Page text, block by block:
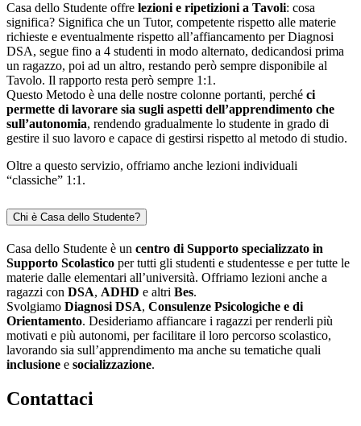
Casa dello Studente offre lezioni e ripetizioni a Tavoli: cosa
significa? Significa che un Tutor, competente rispetto alle materie
richieste e eventualmente rispetto all’affiancamento per Diagnosi
DSA, segue fino a 4 studenti in modo alternato, dedicandosi prima
un ragazzo, poi ad un altro, restando però sempre disponibile al
Tavolo. Il rapporto resta però sempre 1:1.
Questo Metodo è una delle nostre colonne portanti, perché ci
permette di lavorare sia sugli aspetti dell’apprendimento che
sull’autonomia, rendendo gradualmente lo studente in grado di
gestire il suo lavoro e capace di gestirsi rispetto al metodo di studio.
Oltre a questo servizio, offriamo anche lezioni individuali
“classiche” 1:1.
Chi è Casa dello Studente?
Casa dello Studente è un centro di Supporto specializzato in
Supporto Scolastico per tutti gli studenti e studentesse e per tutte le
materie dalle elementari all’università. Offriamo lezioni anche a
ragazzi con DSA, ADHD e altri Bes.
Svolgiamo Diagnosi DSA, Consulenze Psicologiche e di
Orientamento. Desideriamo affiancare i ragazzi per renderli più
motivati e più autonomi, per facilitare il loro percorso scolastico,
lavorando sia sull’apprendimento ma anche su tematiche quali
inclusione e socializzazione.
Contattaci